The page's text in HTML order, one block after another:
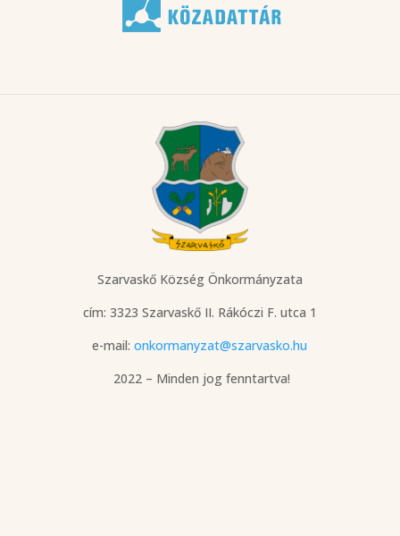
Szarvaskő Község Önkormányzata
cím: 3323 Szarvaskő II. Rákóczi F. utca 1
e-mail:onkormanyzat@szarvasko.hu
2022 – Minden jog fenntartva!